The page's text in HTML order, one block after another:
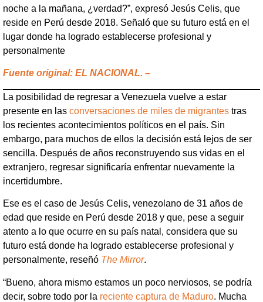
noche a la mañana, ¿verdad?”, expresó Jesús Celis, que
reside en Perú desde 2018. Señaló que su futuro está en el
lugar donde ha logrado establecerse profesional y
personalmente
Fuente original: EL NACIONAL. –
La posibilidad de regresar a Venezuela vuelve a estar
presente en las conversaciones de miles de migrantes tras
los recientes acontecimientos políticos en el país. Sin
embargo, para muchos de ellos la decisión está lejos de ser
sencilla. Después de años reconstruyendo sus vidas en el
extranjero, regresar significaría enfrentar nuevamente la
incertidumbre.
Ese es el caso de Jesús Celis, venezolano de 31 años de
edad que reside en Perú desde 2018 y que, pese a seguir
atento a lo que ocurre en su país natal, considera que su
futuro está donde ha logrado establecerse profesional y
personalmente, reseñó The Mirror.
“Bueno, ahora mismo estamos un poco nerviosos, se podría
decir, sobre todo por la reciente captura de Maduro. Mucha